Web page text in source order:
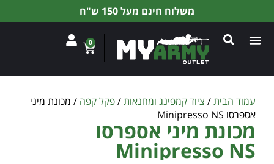
משלוח חינם מעל 150 ש"ח
0
עמוד הבית/ ציוד קמפינג ומחנאות/פקל קפה / מכונת מיני
אספרסו Minipresso NS
מכונת מיני אספרסו
Minipresso NS